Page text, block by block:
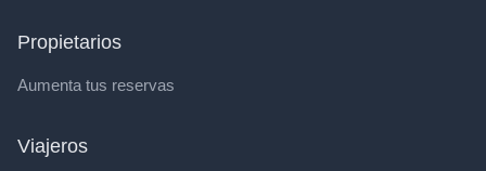
Propietarios
Aumenta tus reservas
Viajeros